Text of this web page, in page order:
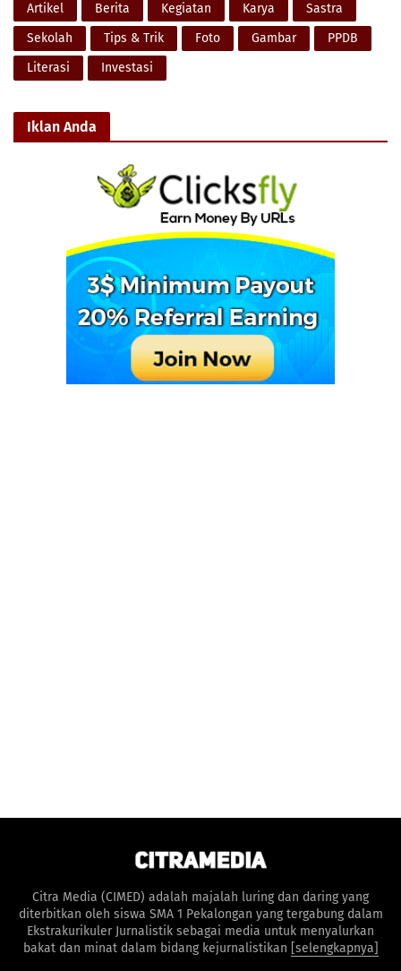
Artikel Berita Kegiatan Karya
Sastra
Sekolah
Tips & Trik Foto Gambar
PPDB
Literasi
Investasi
Iklan Anda
Citra Media (CIMED) adalah majalah luring dan daring yang
diterbitkan oleh siswa SMA 1 Pekalongan yang tergabung dalam
Ekstrakurikuler Jurnalistik sebagai media untuk menyalurkan
bakat dan minat dalam bidang kejurnalistikan [selengkapnya]